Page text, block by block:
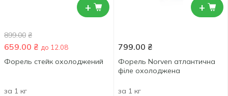
+
899.00 ₴
659.00 ₴ до 12.08
Форель стейк охолоджений
за 1 кг
+
799.00 ₴
Форель Norven атлантична
філе охолоджена
за 1 кг